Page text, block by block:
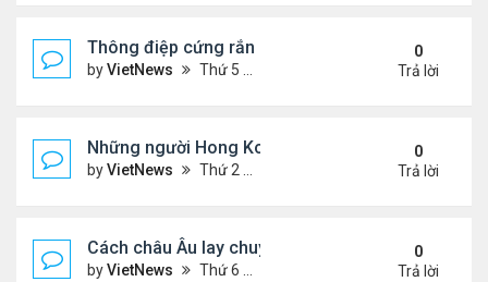
Thông điệp cứng rắn của ông Putin trong xung
byVietNews Thứ 5 Tháng 12 04, 2025 4:20 pm
0
Trả lời
Những người Hong Kong trắng tay sau thảm họa
byVietNews Thứ 2 Tháng 12 01, 2025 5:49 pm
0
Trả lời
Cách châu Âu lay chuyển Mỹ về kế hoạch hòa
byVietNews Thứ 6 Tháng 11 28, 2025 4:28 pm
0
Trả lời